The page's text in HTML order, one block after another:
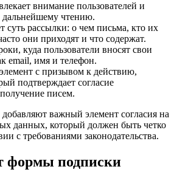
внимание пользователей и
дальнейшему чтению.
суть рассылки: о чем письма, кто их
они приходят и что содержат.
куда пользователи вносят свои
email, имя и телефон.
с призывом к действию,
подтверждает согласие
писем.
важный элемент согласия на
данных, который должен быть четко
с требованиями законодательства.
формы подписки